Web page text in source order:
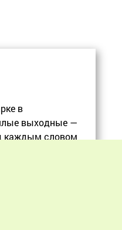
в
выходные —
каждым словом